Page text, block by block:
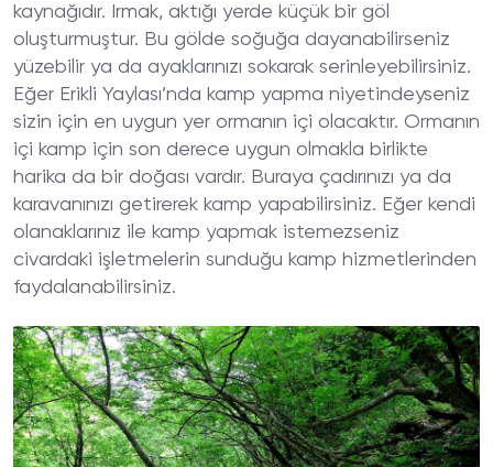
kaynağıdır. Irmak, aktığı yerde küçük bir göl
oluşturmuştur. Bu gölde soğuğa dayanabilirseniz
yüzebilir ya da ayaklarınızı sokarak serinleyebilirsiniz.
Eğer Erikli Yaylası’nda kamp yapma niyetindeyseniz
sizin için en uygun yer ormanın içi olacaktır. Ormanın
içi kamp için son derece uygun olmakla birlikte
harika da bir doğası vardır. Buraya çadırınızı ya da
karavanınızı getirerek kamp yapabilirsiniz. Eğer kendi
olanaklarınız ile kamp yapmak istemezseniz
civardaki işletmelerin sunduğu kamp hizmetlerinden
faydalanabilirsiniz.